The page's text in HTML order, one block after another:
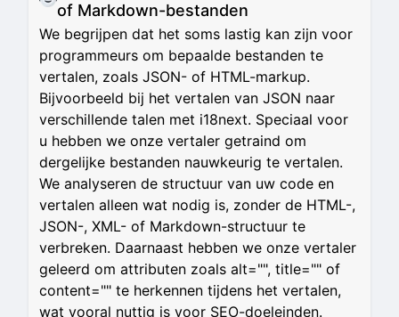
of Markdown-bestanden
We begrijpen dat het soms lastig kan zijn voor
programmeurs om bepaalde bestanden te
vertalen, zoals JSON- of HTML-markup.
Bijvoorbeeld bij het vertalen van JSON naar
verschillende talen met i18next. Speciaal voor
u hebben we onze vertaler getraind om
dergelijke bestanden nauwkeurig te vertalen.
We analyseren de structuur van uw code en
vertalen alleen wat nodig is, zonder de HTML-,
JSON-, XML- of Markdown-structuur te
verbreken. Daarnaast hebben we onze vertaler
geleerd om attributen zoals alt="", title="" of
content="" te herkennen tijdens het vertalen,
wat vooral nuttig is voor SEO-doeleinden.